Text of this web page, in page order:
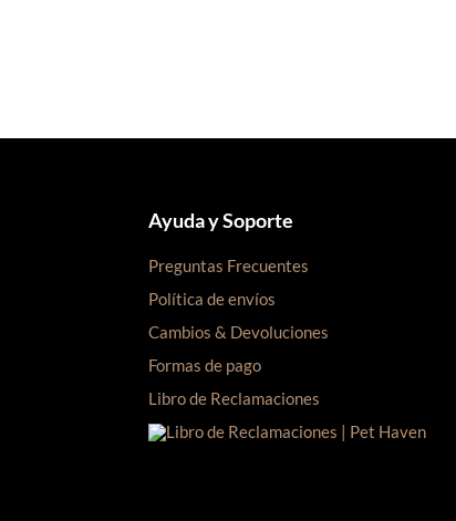
Ayuda y Soporte
Preguntas Frecuentes
Política de envíos
Cambios & Devoluciones
Formas de pago
Libro de Reclamaciones